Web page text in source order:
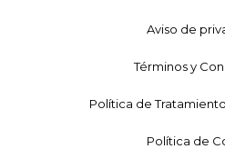
Aviso de
Términos y
Política de
Política de